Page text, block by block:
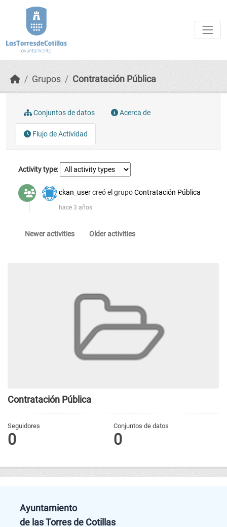
Grupos Contratación Pública
Contratación Pública
Seguidores
0
Conjuntos de datos
0
Conjuntos de datos Acerca de
Flujo de Actividad
Activity type
ckan_user creó el grupoContratación Pública
hace 3 años
Newer activities Older activities
Ayuntamiento
de las Torres de Cotillas